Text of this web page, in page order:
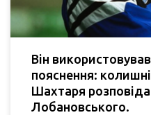
Він
пояснення:
Шахтаря
Лобановського.